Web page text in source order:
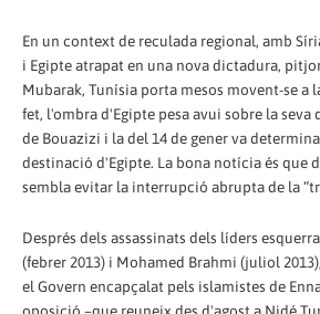
En un context de reculada regional, amb
i Egipte atrapat en una nova dictadura,
Mubarak, Tunísia porta mesos movent-se a
fet, l'ombra d'Egipte pesa avui sobre la
de Bouazizi i la del 14 de gener va
destinació d'Egipte. La bona notícia és que
sembla evitar la interrupció abrupta de la
Després dels assassinats dels líders
(febrer 2013) i Mohamed Brahmi (juliol
el Govern encapçalat pels islamistes de
oposició –que reuneix des d'agost a Nidé